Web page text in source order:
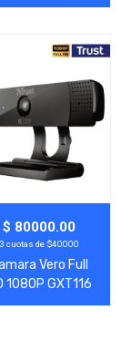
Ver Más
$ 80000.00
3 cuotas de $40000
Vero Full
1080P GXT116
Trust